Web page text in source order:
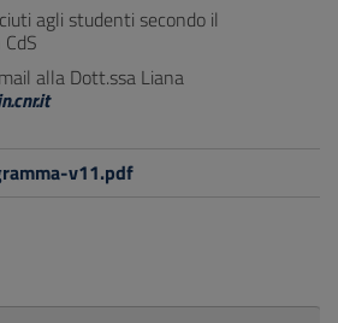
agli studenti secondo il
alla Dott.ssa Liana
v11.pdf